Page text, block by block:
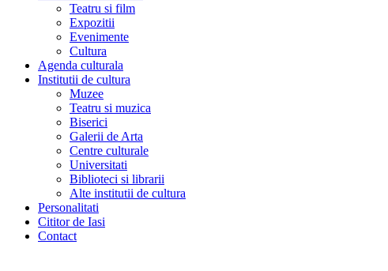
Teatru si film
Expozitii
Evenimente
Cultura
Agenda culturala
Institutii de cultura
Muzee
Teatru si muzica
Biserici
Galerii de Arta
Centre culturale
Universitati
Biblioteci si librarii
Alte institutii de cultura
Personalitati
Cititor de Iasi
Contact